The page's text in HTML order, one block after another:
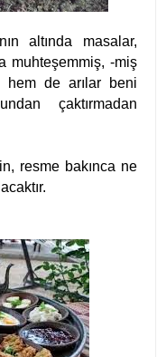
altında masalar,
muhteşemmiş, -miş
de arılar beni
çaktırmadan
resme bakınca ne